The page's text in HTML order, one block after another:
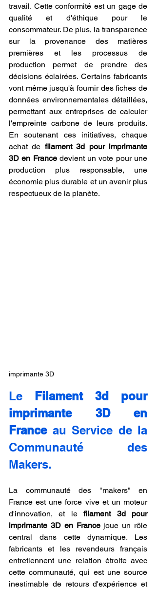
travail. Cette conformité est un gage de
qualité et d'éthique pour le
consommateur. De plus, la transparence
sur la provenance des matières
premières et les processus de
production permet de prendre des
décisions éclairées. Certains fabricants
vont même jusqu'à fournir des fiches de
données environnementales détaillées,
permettant aux entreprises de calculer
l'empreinte carbone de leurs produits.
En soutenant ces initiatives, chaque
achat de filament 3d pour imprimante
3D en France devient un vote pour une
production plus responsable, une
économie plus durable et un avenir plus
respectueux de la planète.
imprimante 3D
Le
Filament 3d pour
imprimante 3D en
France au Service de la
Communauté des
Makers.
La communauté des "makers" en
France est une force vive et un moteur
d'innovation, et le filament 3d pour
imprimante 3D en France joue un rôle
central dans cette dynamique. Les
fabricants et les revendeurs français
entretiennent une relation étroite avec
cette communauté, qui est une source
inestimable de retours d'expérience et